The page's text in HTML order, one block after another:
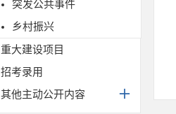
突发公共事件
乡村振兴
重大建设项目
招考录用
其他主动公开内容